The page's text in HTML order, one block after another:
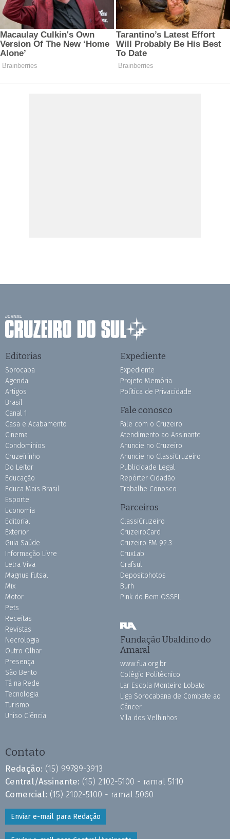
Editorias
Sorocaba
Agenda
Artigos
Brasil
Canal 1
Casa e Acabamento
Cinema
Condomínios
Cruzeirinho
Do Leitor
Educação
Educa Mais Brasil
Esporte
Economia
Editorial
Exterior
Guia Saúde
Informação Livre
Letra Viva
Magnus Futsal
Mix
Motor
Pets
Receitas
Revistas
Necrologia
Outro Olhar
Presença
São Bento
Tá na Rede
Tecnologia
Turismo
Uniso Ciência
Expediente
Expediente
Projeto Memória
Política de Privacidade
Fale conosco
Fale com o Cruzeiro
Atendimento ao Assinante
Anuncie no Cruzeiro
Anuncie no ClassiCruzeiro
Publicidade Legal
Repórter Cidadão
Trabalhe Conosco
Parceiros
ClassiCruzeiro
CruzeiroCard
Cruzeiro FM 92.3
CruxLab
Grafsul
Depositphotos
Burh
Pink do Bem OSSEL
Fundação Ubaldino do
Amaral
www.fua.org.br
Colégio Politécnico
Lar Escola Monteiro Lobato
Liga Sorocabana de Combate ao
Câncer
Vila dos Velhinhos
Contato
Redação: (15) 99789-3913
Central/Assinante: (15) 2102-5100 - ramal 5110
Comercial: (15) 2102-5100 - ramal 5060
Enviar e-mail para Redação